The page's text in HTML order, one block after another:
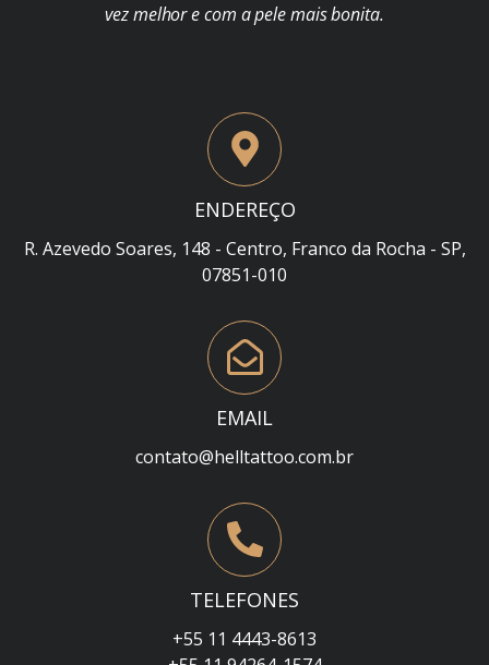
vez melhor e com a pele mais bonita.
ENDEREÇO
R. Azevedo Soares, 148 - Centro, Franco da Rocha - SP,
07851-010
EMAIL
contato@helltattoo.com.br
TELEFONES
+55 11 4443-8613